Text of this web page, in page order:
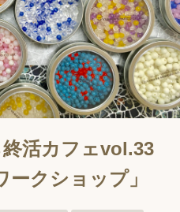
活カフェvol.33
ークショップ」